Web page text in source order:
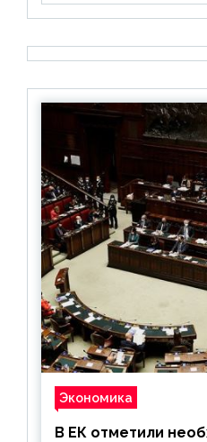
Экономика
В ЕК отметили